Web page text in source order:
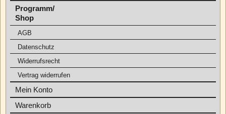
Programm/
Shop
AGB
Datenschutz
Widerrufsrecht
Vertrag widerrufen
Mein Konto
Warenkorb